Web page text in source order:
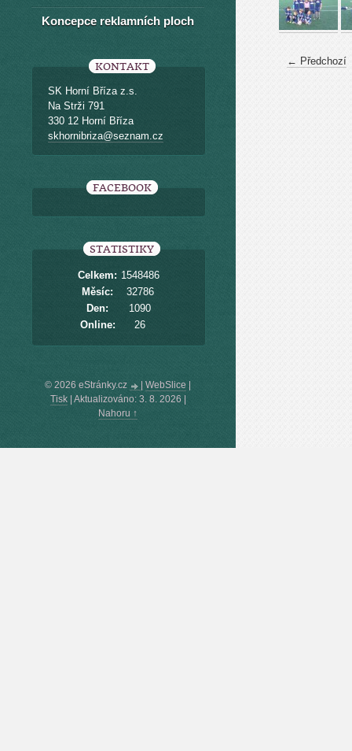
← Předchozí
Koncepce reklamních ploch
KONTAKT
SK Horní Bříza z.s.
Na Strži 791
330 12 Horní Bříza
skhornibriza@seznam.cz
FACEBOOK
STATISTIKY
Online: 26
Celkem: 1548486
Měsíc:
32786
Den:
1090
© 2026 eStránky.cz WebSlice
Tisk| Aktualizováno: 3. 8. 2026
Nahoru ↑